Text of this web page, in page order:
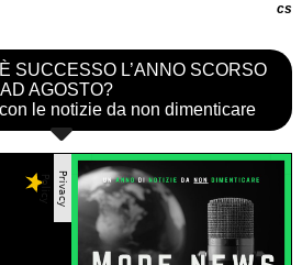
cs
SUCCESSO L’ANNO SCORSO
AD AGOSTO?
le notizie da non dimenticare